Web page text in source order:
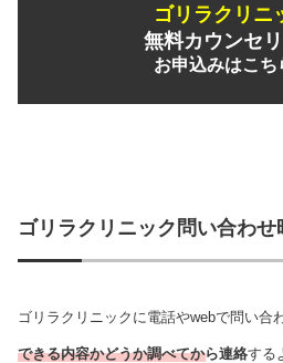
ゴリラクリニ
無料カウンセ
お申込みはこち
ゴリラクリニック問い合わせ
ゴリラクリニックに電話やwebで問い合
できる内容かどうか調べてから連絡する